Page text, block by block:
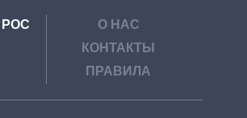
РОС
О НАС
КОНТАКТЫ
ПРАВИЛА